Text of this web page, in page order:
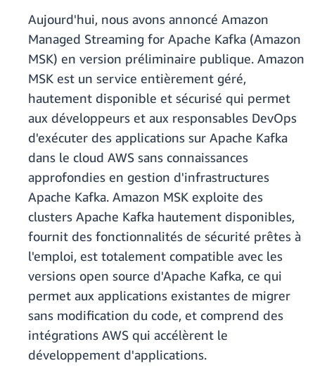
Aujourd'hui, nous avons annoncé Amazon
Managed Streaming for Apache Kafka (Amazon
MSK) en version préliminaire publique. Amazon
MSK est un service entièrement géré,
hautement disponible et sécurisé qui permet
aux développeurs et aux responsables DevOps
d'exécuter des applications sur Apache Kafka
dans le cloud AWS sans connaissances
approfondies en gestion d'infrastructures
Apache Kafka. Amazon MSK exploite des
clusters Apache Kafka hautement disponibles,
fournit des fonctionnalités de sécurité prêtes à
l'emploi, est totalement compatible avec les
versions open source d'Apache Kafka, ce qui
permet aux applications existantes de migrer
sans modification du code, et comprend des
intégrations AWS qui accélèrent le
développement d'applications.